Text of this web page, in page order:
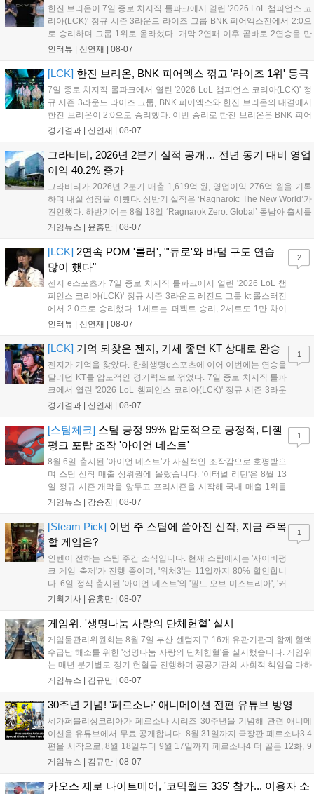
만큼 큰 인기를 끌고 있다....
한진 브리온이 7일 종로 치지직 롤파크에서 열린 '2026 LoL 챔피언스 코
리아(LCK)' 정규 시즌 3라운드 라이즈 그룹 BNK 피어엑스전에서 2:0으
로 승리하며 그룹 1위로 올라섰다. 개막 2연패 이후 곧바로 2연승을 만
들어내면서 이어질 4라운드에 대한 기대감을 올렸다. 다음은 이날 데뷔
인터뷰 | 신연재 08-07
[LCK] 한진 브리온, BNK 피어엑스 꺾고 '라이즈 1위' 등극
7일 종로 치지직 롤파크에서 열린 '2026 LoL 챔피언스 코리아(LCK)' 정
규 시즌 3라운드 라이즈 그룹, BNK 피어엑스와 한진 브리온의 대결에서
한진 브리온이 2:0으로 승리했다. 이번 승리로 한진 브리온은 BNK 피어
엑스를 제치고 라이즈 그룹 1위로 올라섰다. 1세트, 한진 브리온이 '로머'
경기결과 | 신연재 08-07
그라비티, 2026년 2분기 실적 공개… 전년 동기 대비 영업
이익 40.2% 증가
그라비티가 2026년 2분기 매출 1,619억 원, 영업이익 276억 원을 기록
하며 내실 성장을 이뤘다. 상반기 실적은 ‘Ragnarok: The New World’가
견인했다. 하반기에는 8월 18일 ‘Ragnarok Zero: Global’ 동남아 출시를
시작으로 9월 3일 ‘달려라 헤베레케 EX’, 9월 22일 ‘갈바테인’ 등 다양한
이’ 출시가 예정돼 있으며, 2027년에는 ‘Ragnarok 3’ 등 대작을 글로벌
출시할 계획이다. 그라비티는 조인트벤처 설립과 라그나로크 에코 시스
템 구축을 통해 신성장 동력을 확보할 방침이다....
게임뉴스 | 윤홍만 08-07
[LCK] 2연속 POM '룰러', "'듀로'와 바텀 구도 연습
많이 했다"
젠지 e스포츠가 7일 종로 치지직 롤파크에서 열린 '2026 LoL 챔
피언스 코리아(LCK)' 정규 시즌 3라운드 레전드 그룹 kt 롤스터전
에서 2:0으로 승리했다. 1세트는 퍼펙트 승리, 2세트도 1만 차이
를 벌리며 25분 만에 승리하면서 말 그대로 압도적인 경기력을 선
하며 POM에 선정됐...
인터뷰 | 신연재 08-07
2
[LCK] 기억 되찾은 젠지, 기세 좋던 KT 상대로 완승
젠지가 기억을 찾았다. 한화생명e스포츠에 이어 이번에는 연승을
달리던 KT를 압도적인 경기력으로 꺾었다. 7일 종로 치지직 롤파
크에서 열린 '2026 LoL 챔피언스 코리아(LCK)' 정규 시즌 3라운
드 레전드 그룹, kt 롤스터와 젠지 e스포츠의 대결에서 젠지가 압
기억을 되찾기라도 한 듯 1,...
경기결과 | 신연재 08-07
1
[스팀체크] 스팀 긍정 99% 압도적으로 긍정적, 디젤
펑크 포탑 조작 '아이언 네스트'
8월 6일 출시된 '아이언 네스트'가 사실적인 조작감으로 호평받으
며 스팀 신작 매출 상위권에 올랐습니다. '이터널 리턴'은 8월 13
일 정규 시즌 개막을 앞두고 프리시즌을 시작해 국내 매출 1위를
기록했습니다. 25주년을 맞은 '고스트 리콘' 시리즈는 8월 6일 쇼
'마블 투혼: 파이팅 소울즈'와 레트로 수리 시뮬레이션 '리스토
리'도 스팀에 정식 출시되었습니다....
게임뉴스 | 강승진 08-07
1
[Steam Pick] 이번 주 스팀에 쏟아진 신작, 지금 주목
할 게임은?
인벤이 전하는 스팀 주간 소식입니다. 현재 스팀에서는 '사이버펑
크 게임 축제'가 진행 중이며, '위쳐3'는 11일까지 80% 할인합니
다. 6일 정식 출시된 '아이언 네스트'와 '필드 오브 미스트리아', '커
세어 코브'가 호평받고 있습니다. 한편, 7일 출시된 '마블 투혼'은
다. 유비소프트의 '고스트리콘: 와일드랜드'는 7년 만의 대규모 업
데이트 '라스트 라이츠'와 함께 95% 할인 중입니다....
기획기사 | 윤홍만 08-07
1
게임위, '생명나눔 사랑의 단체헌혈' 실시
게임물관리위원회는 8월 7일 부산 센텀지구 16개 유관기관과 함께 혈액
수급난 해소를 위한 '생명나눔 사랑의 단체헌혈'을 실시했습니다. 게임위
는 매년 분기별로 정기 헌혈을 진행하며 공공기관의 사회적 책임을 다하
고 있으며, 이번 행사에는 영화진흥위원회 등 14개 기관 임직원이 동참
따뜻한 실천에 참여한 모든 임직원에게 감사의 뜻을 전하며 헌혈 문화
확산에 앞장섰습니다....
게임뉴스 | 김규만 08-07
30주년 기념! '페르소나' 애니메이션 전편 유튜브 방영
세가퍼블리싱코리아가 페르소나 시리즈 30주년을 기념해 관련 애니메
이션을 유튜브에서 무료 공개합니다. 8월 31일까지 극장판 페르소나3 4
편을 시작으로, 8월 18일부터 9월 17일까지 페르소나4 더 골든 12화, 9
월 15일부터 10월 14일까지 페르소나5 시리즈가 순차 공개됩니다. 또한
영상 및 대형 전광판에 소개될 예정입니다....
게임뉴스 | 김규만 08-07
카오스 제로 나이트메어, '코믹월드 335' 참가... 이용자 소